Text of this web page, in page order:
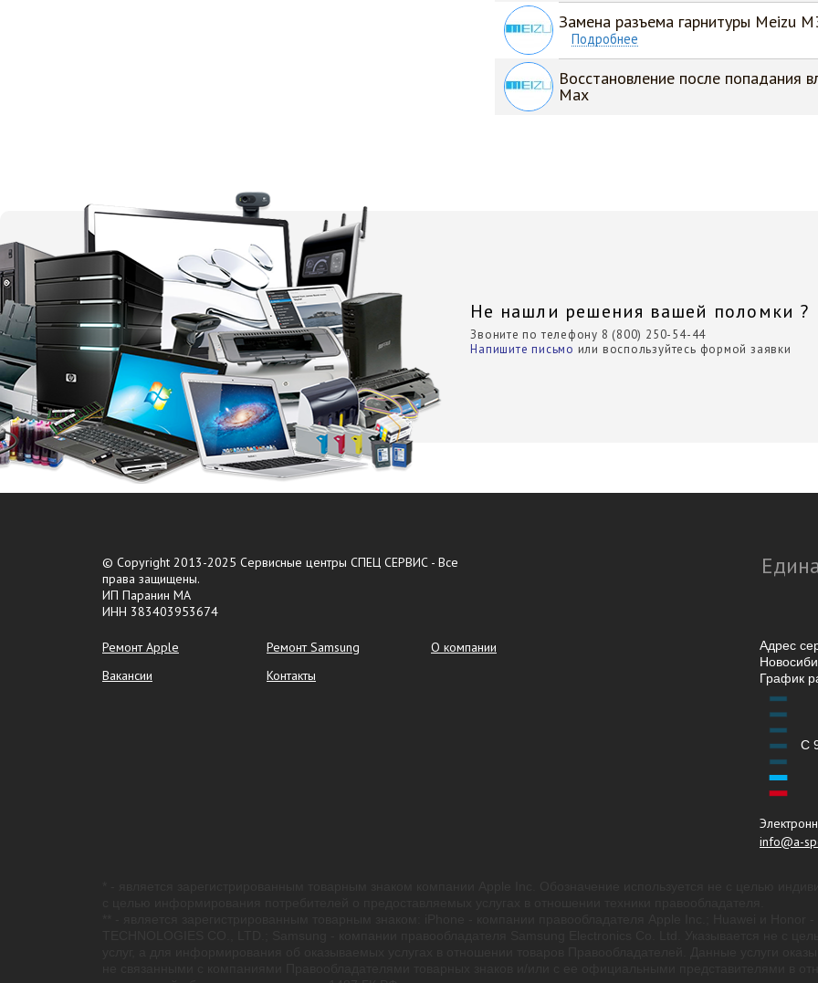
Замена разъема гарнитуры Meizu
Подробнее
Восстановление после попадания
Max
Не нашли решения вашей поломки ?
Звоните по телефону 8 (800) 250-54-44
Напишите письмо или воспользуйтесь формой заявки
© Copyright 2013-2025 Сервисные центры СПЕЦ СЕРВИС - Все
права защищены.
ИП Паранин МА
ИНН 383403953674
Ремонт Apple Ремонт Samsung
О компании
Вакансии
Контакты
Адрес
График
С
info@a-